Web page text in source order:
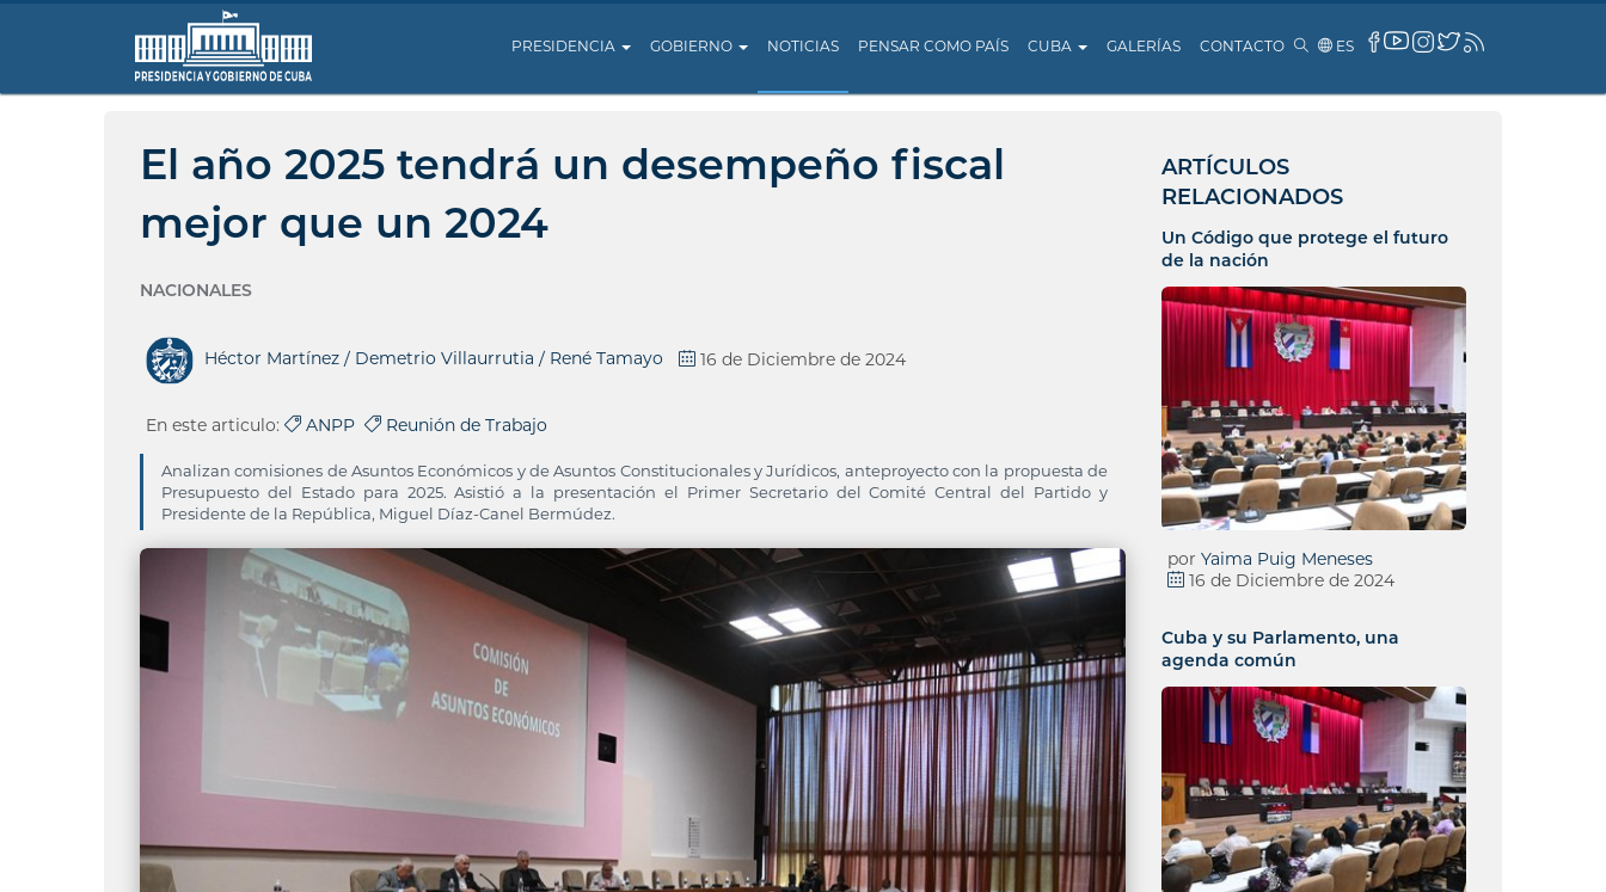
PRESIDENCIA GOBIERNO NOTICIAS PENSAR COMO PAÍS CUBA GALERÍAS CONTACTO ES
El año 2025 tendrá un desempeño fiscal
mejor que un 2024
NACIONALES
Héctor Martínez / Demetrio Villaurrutia / René Tamayo 16 de Diciembre de 2024
En este articulo: ANPP Reunión de Trabajo
Analizan comisiones de Asuntos Económicos y de Asuntos Constitucionales y Jurídicos, anteproyecto con la propuesta de
Presupuesto del Estado para 2025. Asistió a la presentación el Primer Secretario del Comité Central del Partido y
Presidente de la República, Miguel Díaz-Canel Bermúdez.
ARTÍCULOS
RELACIONADOS
Un Código que protege el futuro
de la nación
por Yaima Puig Meneses
16 de Diciembre de 2024
Cuba y su Parlamento, una
agenda común